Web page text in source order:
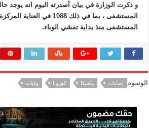
المستشفى منذ بداية تفشي الوباء.
الوسوم إصابات بلجيكا كورونا وفيات